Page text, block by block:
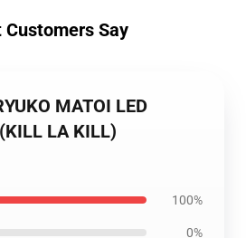
Customers Say
MATOI LED
LA KILL)
100%
0%